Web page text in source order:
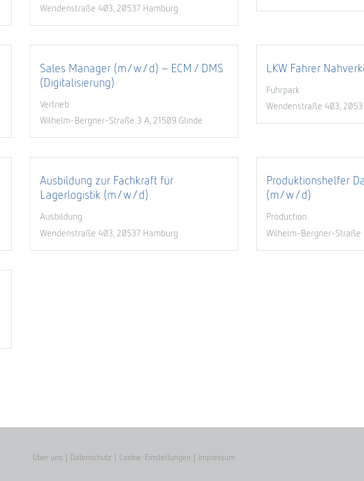
Wendenstraße 403, 20537 Hamburg
Sales Manager (m/w/d) - ECM / DMS
(Digitalisierung)
Vertrieb
Wilhelm-Bergner-Straße 3 A, 21509 Glinde
LKW Fahrer
Fuhrpark
Wendenstraße 403,
Ausbildung zur Fachkraft für
Lagerlogistik (m/w/d)
Ausbildung
Wendenstraße 403, 20537 Hamburg
Produktionshelfer
(m/w/d)
Production
Wilhelm-Bergner-Straße
Über uns Datenschutz Cookie-Einstellungen Impressum